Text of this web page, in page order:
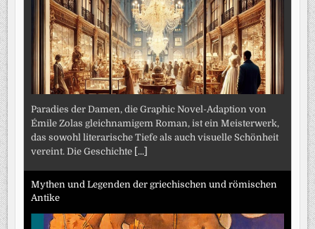
Paradies der Damen, die Graphic Novel-Adaption von
Émile Zolas gleichnamigem Roman, ist ein Meisterwerk,
das sowohl literarische Tiefe als auch visuelle Schönheit
vereint. Die Geschichte [...]
Mythen und Legenden der griechischen und römischen
Antike